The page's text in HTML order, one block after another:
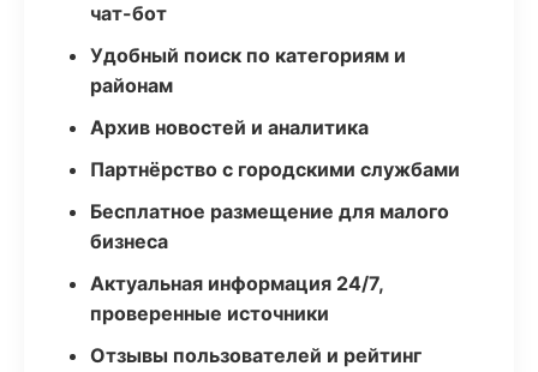
чат-бот
Удобный поиск по категориям и
районам
Архив новостей и аналитика
Партнёрство с городскими службами
Бесплатное размещение для малого
бизнеса
Актуальная информация 24/7,
проверенные источники
Отзывы пользователей и рейтинг